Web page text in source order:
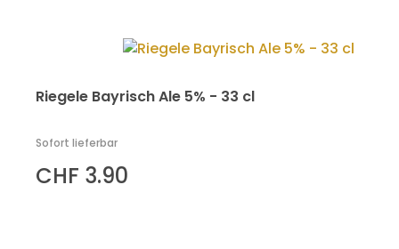
Riegele Bayrisch Ale 5% - 33 cl
Sofort lieferbar
CHF 3.90